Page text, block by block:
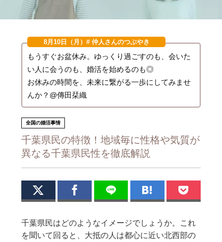
8月10日（月） # 仲人さんのつぶやき
もうすぐお盆休み。ゆっくり過ごすのも、会いた
い人に会うのも、婚活を始めるのも◎
お休みの時間を、未来に繋がる一歩にしてみませ
んか？@傳田栞織
全国の婚活事情
千葉県民の特徴！地域毎に性格や気質が
異なる千葉県民性を徹底解説
千葉県民はどのようなイメージでしょうか。これ
を聞いて回ると、大抵の人は都心に近い北西部の